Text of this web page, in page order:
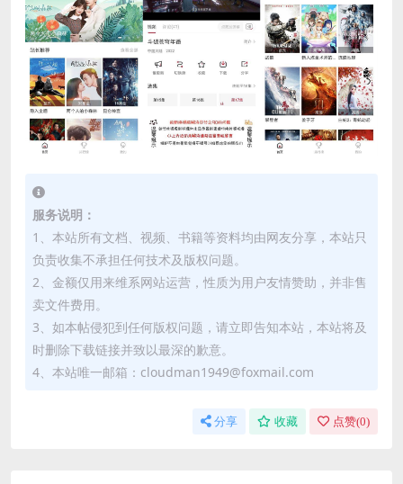
服务说明：
1、本站所有文档、视频、书籍等资料均由网友分享，本站只
负责收集不承担任何技术及版权问题。
2、金额仅用来维系网站运营，性质为用户友情赞助，并非售
卖文件费用。
3、如本帖侵犯到任何版权问题，请立即告知本站，本站将及
时删除下载链接并致以最深的歉意。
4、本站唯一邮箱：cloudman1949@foxmail.com
分享 收藏 点赞(0)